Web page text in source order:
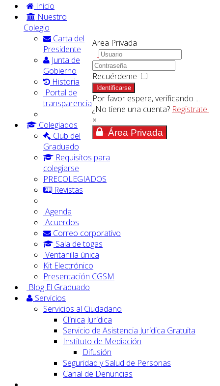
Area Privada
Recuérdeme
Identificarse
Por favor espere, verificando ...
¿No tiene una cuenta? Registrate
×
Área Privada
Inicio
Nuestro
Colegio
Carta del
Presidente
Junta de
Gobierno
Historia
Portal de
transparencia
Colegiados
Club del
Graduado
Requisitos para
colegiarse
PRECOLEGIADOS
Revistas
Agenda
Acuerdos
Correo corporativo
Sala de togas
Ventanilla única
Kit Electrónico
Presentación CGSM
Blog El Graduado
Servicios
Servicios al Ciudadano
Clínica Jurídica
Servicio de Asistencia Jurídica Gratuita
Instituto de Mediación
Difusión
Seguridad y Salud de Personas
Canal de Denuncias